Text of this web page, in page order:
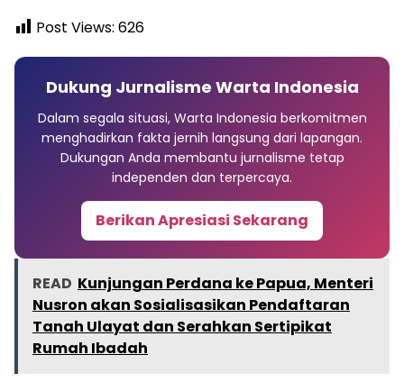
Post Views: 626
Dukung Jurnalisme Warta Indonesia
Dalam segala situasi, Warta Indonesia berkomitmen
menghadirkan fakta jernih langsung dari lapangan.
Dukungan Anda membantu jurnalisme tetap
independen dan terpercaya.
Berikan Apresiasi Sekarang
READ Kunjungan Perdana ke Papua, Menteri
Nusron akan Sosialisasikan Pendaftaran
Tanah Ulayat dan Serahkan Sertipikat
Rumah Ibadah